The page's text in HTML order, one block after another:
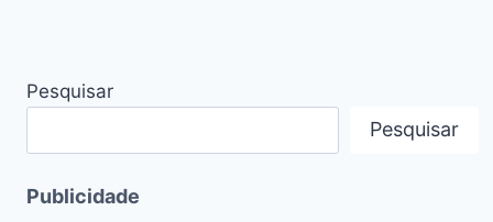
Pesquisar
Pesquisar
Publicidade